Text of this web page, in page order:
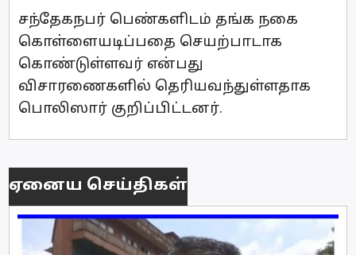
சந்தேகநபர் பெண்களிடம் தங்க நகை
கொள்ளையடிப்பதை செயற்பாடாக
கொண்டுள்ளவர் என்பது
விசாரணைகளில் தெரியவந்துள்ளதாக
பொலிஸார் குறிப்பிட்டனர்.
ஏனைய செய்திகள்